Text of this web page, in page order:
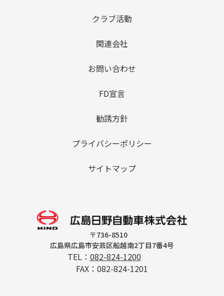
〒736-8510
広島県広島市安芸区船越南2丁目7番4号
TEL： 082-824-1200
FAX：082-824-1201
クラブ活動
関連会社
お問い合わせ
FD宣言
勧誘方針
プライバシーポリシー
サイトマップ